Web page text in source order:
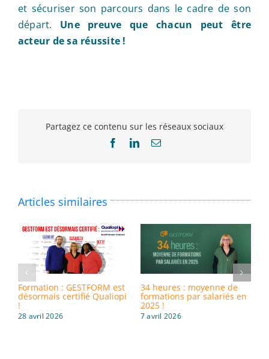
et sécuriser son parcours dans le cadre de son
départ. Une preuve que chacun peut être
acteur de sa réussite !
Partagez ce contenu sur les réseaux sociaux
FacebookLinkedInEmail
Articles similaires
Formation : GESTFORM est
désormais certifié Qualiopi
!
28 avril 2026
34 heures : moyenne de
formations par salariés en
2025 !
7 avril 2026